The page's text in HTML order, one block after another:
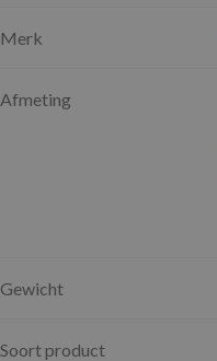
Merk
Afmeting
Gewicht
Soort product